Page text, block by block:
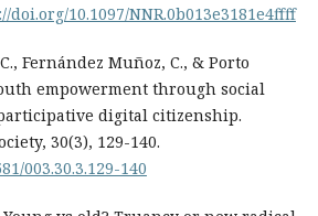
doi.org/10.1097/NNR.0b013e3181e4ffff
Fernández Muñoz, C., & Porto
empowerment through social
digital citizenship.
30(3), 129-140.
003.30.3.129-140